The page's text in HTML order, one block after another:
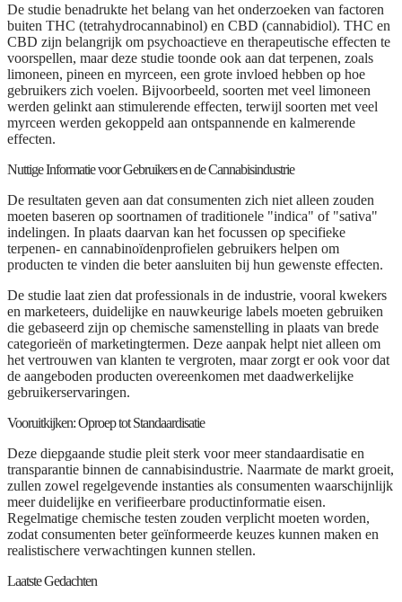
De studie benadrukte het belang van het onderzoeken van factoren
buiten THC (tetrahydrocannabinol) en CBD (cannabidiol). THC en
CBD zijn belangrijk om psychoactieve en therapeutische effecten te
voorspellen, maar deze studie toonde ook aan dat terpenen, zoals
limoneen, pineen en myrceen, een grote invloed hebben op hoe
gebruikers zich voelen. Bijvoorbeeld, soorten met veel limoneen
werden gelinkt aan stimulerende effecten, terwijl soorten met veel
myrceen werden gekoppeld aan ontspannende en kalmerende
effecten.
Nuttige Informatie voor Gebruikers en de Cannabisindustrie
De resultaten geven aan dat consumenten zich niet alleen zouden
moeten baseren op soortnamen of traditionele "indica" of "sativa"
indelingen. In plaats daarvan kan het focussen op specifieke
terpenen- en cannabinoïdenprofielen gebruikers helpen om
producten te vinden die beter aansluiten bij hun gewenste effecten.
De studie laat zien dat professionals in de industrie, vooral kwekers
en marketeers, duidelijke en nauwkeurige labels moeten gebruiken
die gebaseerd zijn op chemische samenstelling in plaats van brede
categorieën of marketingtermen. Deze aanpak helpt niet alleen om
het vertrouwen van klanten te vergroten, maar zorgt er ook voor dat
de aangeboden producten overeenkomen met daadwerkelijke
gebruikerservaringen.
Vooruitkijken: Oproep tot Standaardisatie
Deze diepgaande studie pleit sterk voor meer standaardisatie en
transparantie binnen de cannabisindustrie. Naarmate de markt groeit,
zullen zowel regelgevende instanties als consumenten waarschijnlijk
meer duidelijke en verifieerbare productinformatie eisen.
Regelmatige chemische testen zouden verplicht moeten worden,
zodat consumenten beter geïnformeerde keuzes kunnen maken en
realistischere verwachtingen kunnen stellen.
Laatste Gedachten